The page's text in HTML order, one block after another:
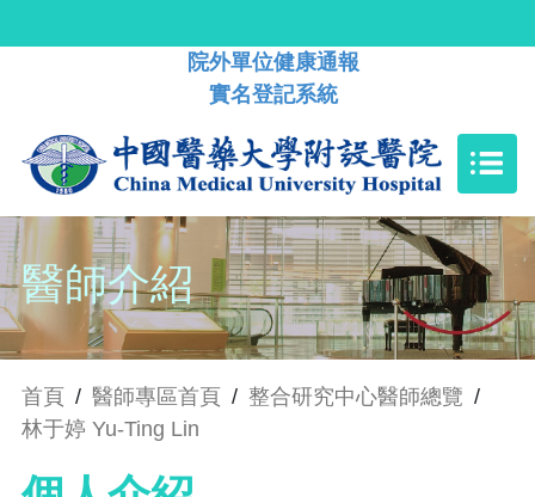
院外單位健康通報
實名登記系統
醫師介紹
首頁 / 醫師專區首頁 / 整合研究中心醫師總覽 /
林于婷 Yu-Ting Lin